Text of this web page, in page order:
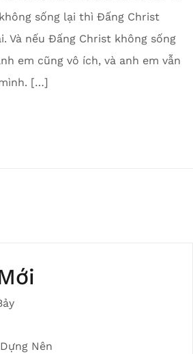
sống lại thì Đấng Christ
Và nếu Đấng Christ không sống
em cũng vô ích, và anh em vẫn
[…]
Nên